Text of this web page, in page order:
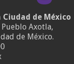
Ciudad de México
Axotla,
de México.